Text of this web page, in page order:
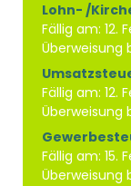
Lohn- /
Fällig am: 12.
Überweisung
Fällig am: 12.
Überweisung
Fällig am: 15.
Überweisung